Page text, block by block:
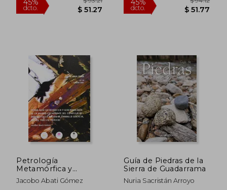
45%
dcto. $ 51.27
45%
dcto.
Petrología
Metamórfica y
Geocronología de La
Unidad Culminante
Jacobo Abati Gómez
Guía de Piedras de la
Sierra de Guadarrama
Nuria Sacristán Arroyo